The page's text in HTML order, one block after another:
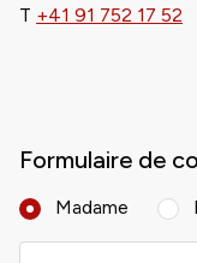
T +41 91 752 17 52
Formulaire de
Madame